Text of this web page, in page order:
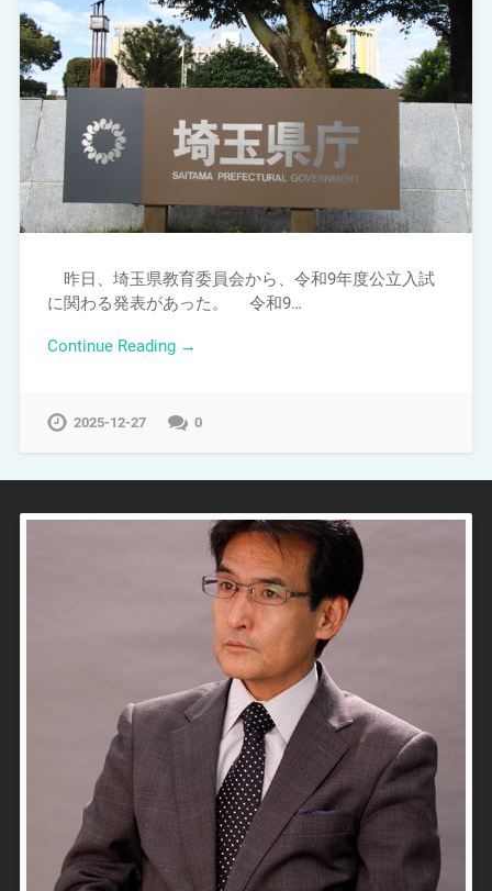
昨日、埼玉県教育委員会から、令和9年度公立入試
に関わる発表があった。 令和9…
Continue Reading →
2025-12-27 0